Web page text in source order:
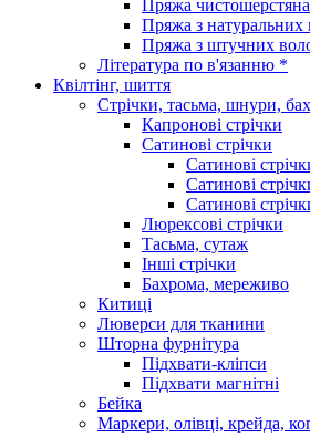
Пряжа чистошерстяна
Пряжа з натуральних
Пряжа з штучних
Література по в'язанню *
Квілтінг, шиття
Стрічки, тасьма, шнури,
Капронові стрічки
Сатинові стрічки
Сатинові
Сатинові
Сатинові
Люрексові стрічки
Тасьма, сутаж
Інші стрічки
Бахрома, мереживо
Китиці
Люверси для тканини
Шторна фурнітура
Підхвати-кліпси
Підхвати магнітні
Бейка
Маркери, олівці, крейда,